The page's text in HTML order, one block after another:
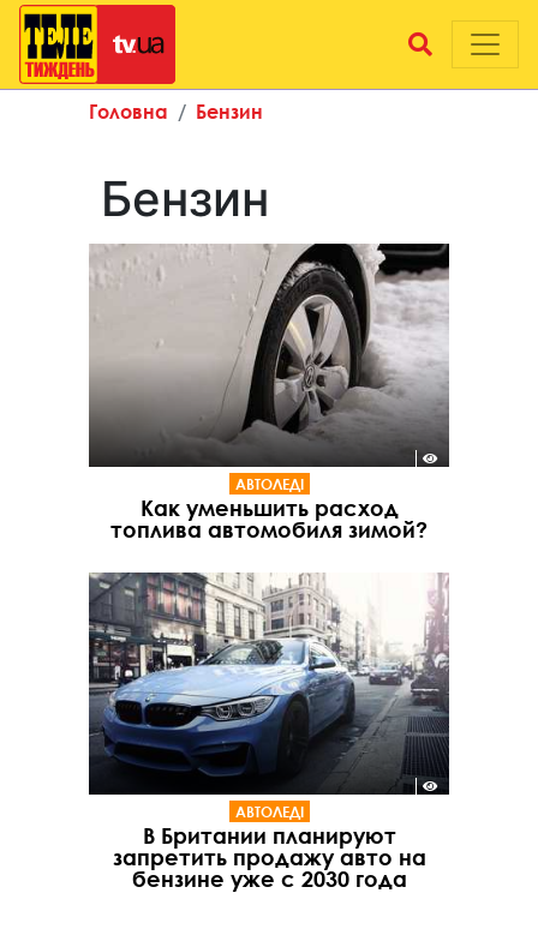
Головна Бензин
Бензин
АВТОЛЕДІ
Как уменьшить расход
топлива автомобиля зимой?
АВТОЛЕДІ
В Британии планируют
запретить продажу авто на
бензине уже с 2030 года